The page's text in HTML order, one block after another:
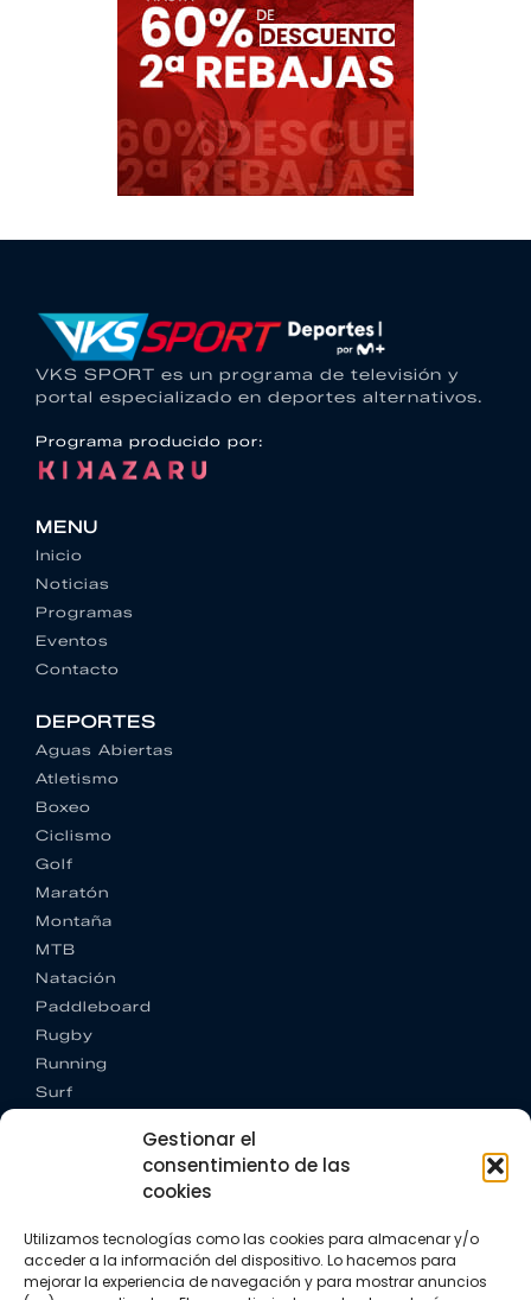
Gestionar el
consentimiento de las
cookies
Utilizamos tecnologías como las cookies para almacenar y/o
acceder a la información del dispositivo. Lo hacemos para
mejorar la experiencia de navegación y para mostrar anuncios
VKS SPORT es un programa de televisión y
portal especializado en deportes alternativos.
Programa producido por:
MENU
Inicio
Noticias
Programas
Eventos
Contacto
DEPORTES
Aguas Abiertas
Atletismo
Boxeo
Ciclismo
Golf
Maratón
Montaña
MTB
Natación
Paddleboard
Rugby
Running
Surf
CONTACTO
+34 662 342 177
info@vkssport.com
SÍGUENOS